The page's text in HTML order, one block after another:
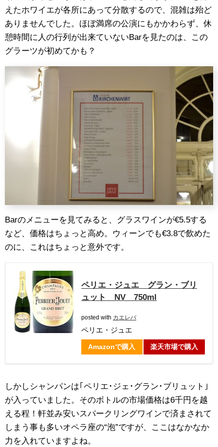
えたホワイエが各所にあって分散するので、混雑は殆ど
ありませんでした。ほぼ満席の公演にもかかわらず、休
憩時間に人の行列が出来ていないBarを見たのは、この
グラーツが初めてかも？
Barのメニューを見てみると、グラスワインが€5.5する
など、価格はちょっと高め。ウィーンでも€3.8で飲めた
のに、これはちょっと意外です。
ペリエ・ジュエ グラン・ブリ
ュット NV 750ml
posted with カエレバ
ペリエ・ジュエ
Amazonで購入 楽天市場で購入
しかしシャンパンは｢ペリエ･ジェ･グラン･ブリュット｣
が入っていました。そのボトルの市場価格は6千円を越
える程！軒並み安いスパークリングワインで済まされて
しまう事も多いオペラ座の“泡”ですが、ここはなかなか
力を入れていますよね。